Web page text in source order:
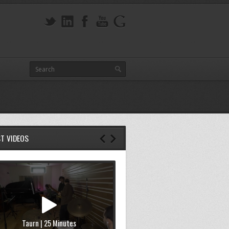
VIDEOS
Taurn | 25 Minutes